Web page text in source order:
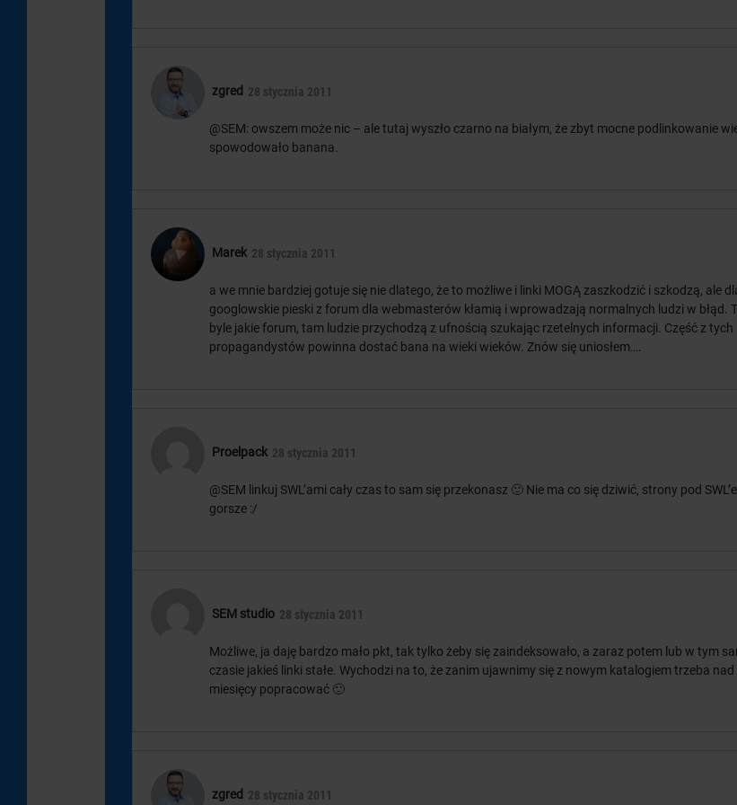
zgred 28 stycznia 2011
@SEM: owszem może nic – ale tutaj wyszło czarno na białym, że zbyt mocne podlinkowanie
spowodowało banana.
Marek 28 stycznia 2011
a we mnie bardziej gotuje się nie dlatego, że to możliwe i linki MOGĄ zaszkodzić i szkodzą, ale
googlowskie pieski z forum dla webmasterów kłamią i wprowadzają normalnych ludzi w błąd.
byle jakie forum, tam ludzie przychodzą z ufnością szukając rzetelnych informacji. Część z tych
propagandystów powinna dostać bana na wieki wieków. Znów się uniosłem….
Proelpack 28 stycznia 2011
@SEM linkuj SWL’ami cały czas to sam się przekonasz 🙂 Nie ma co się dziwić, strony pod
gorsze :/
SEM studio 28 stycznia 2011
Możliwe, ja daję bardzo mało pkt, tak tylko żeby się zaindeksowało, a zaraz potem lub w tym
czasie jakieś linki stałe. Wychodzi na to, że zanim ujawnimy się z nowym katalogiem trzeba nad
miesięcy popracować 🙂
zgred 28 stycznia 2011